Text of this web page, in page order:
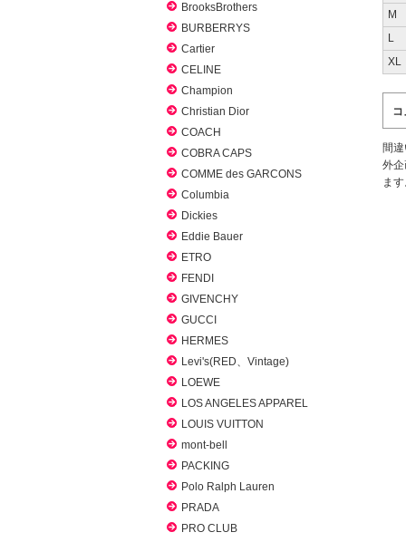
BrooksBrothers
BURBERRYS
Cartier
CELINE
Champion
Christian Dior
COACH
COBRA CAPS
COMME des GARCONS
Columbia
Dickies
Eddie Bauer
ETRO
FENDI
GIVENCHY
GUCCI
HERMES
Levi's(RED、Vintage)
LOEWE
LOS ANGELES APPAREL
LOUIS VUITTON
mont-bell
PACKING
Polo Ralph Lauren
PRADA
PRO CLUB
M
L
XL
コ
間
外
ま